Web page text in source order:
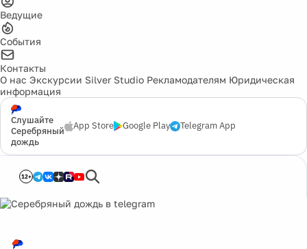
Ведущие
События
Контакты
О нас Экскурсии Silver Studio Рекламодателям Юридическая
информация
Слушайте
Серебряный
дождь
App Store Google Play Telegram App
12+